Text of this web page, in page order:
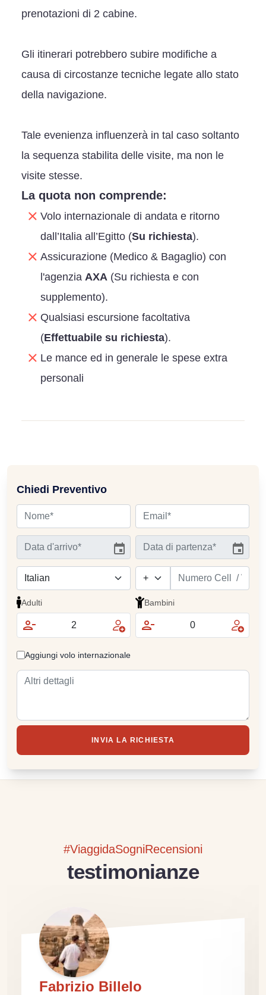
prenotazioni di 2 cabine.
Gli itinerari potrebbero subire modifiche a
causa di circostanze tecniche legate allo stato
della navigazione.
Tale evenienza influenzerà in tal caso soltanto
la sequenza stabilita delle visite, ma non le
visite stesse.
La quota non comprende:
Volo internazionale di andata e ritorno
dall’Italia all’Egitto (Su richiesta).
Assicurazione (Medico & Bagaglio) con
l'agenzia AXA (Su richiesta e con
supplemento).
Qualsiasi escursione facoltativa
(Effettuabile su richiesta).
Le mance ed in generale le spese extra
personali
Chiedi Preventivo
Adulti Bambini
Aggiungi volo internazionale
INVIA LA RICHIESTA
#ViaggidaSogniRecensioni
testimonianze
Fabrizio Billelo